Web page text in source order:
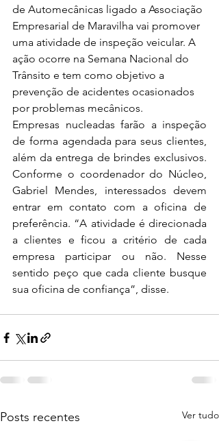
de Automecânicas ligado a Associação
Empresarial de Maravilha vai promover
uma atividade de inspeção veicular. A
ação ocorre na Semana Nacional do
Trânsito e tem como objetivo a
prevenção de acidentes ocasionados
por problemas mecânicos.
Empresas nucleadas farão a inspeção
de forma agendada para seus clientes,
além da entrega de brindes exclusivos.
Conforme o coordenador do Núcleo,
Gabriel Mendes, interessados devem
entrar em contato com a oficina de
preferência. “A atividade é direcionada
a clientes e ficou a critério de cada
empresa participar ou não. Nesse
sentido peço que cada cliente busque
sua oficina de confiança”, disse.
Posts recentes Ver tudo